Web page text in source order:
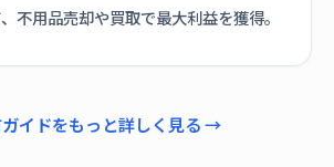
不用品売却や買取で最大利益を獲得。
イドをもっと詳しく見る →